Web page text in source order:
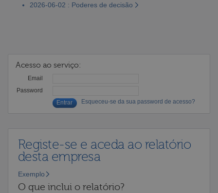
2026-06-02 : Poderes de decisão
Acesso ao serviço:
Email
Password
Esqueceu-se da sua password de acesso?
Registe-se e aceda ao relatório
desta empresa
Exemplo
O que inclui o relatório?